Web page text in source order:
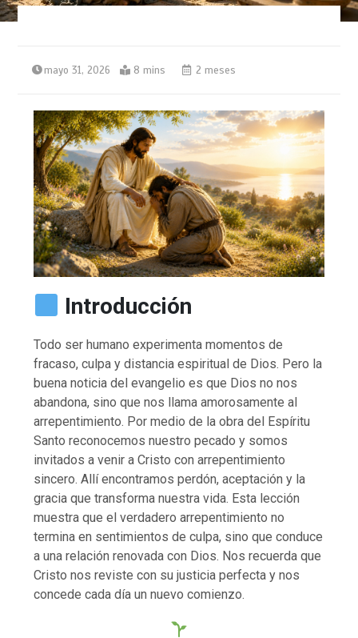
mayo 31, 2026 8 mins 2 meses
Introducción
Todo ser humano experimenta momentos de
fracaso, culpa y distancia espiritual de Dios. Pero la
buena noticia del evangelio es que Dios no nos
abandona, sino que nos llama amorosamente al
arrepentimiento. Por medio de la obra del Espíritu
Santo reconocemos nuestro pecado y somos
invitados a venir a Cristo con arrepentimiento
sincero. Allí encontramos perdón, aceptación y la
gracia que transforma nuestra vida. Esta lección
muestra que el verdadero arrepentimiento no
termina en sentimientos de culpa, sino que conduce
a una relación renovada con Dios. Nos recuerda que
Cristo nos reviste con su justicia perfecta y nos
concede cada día un nuevo comienzo.